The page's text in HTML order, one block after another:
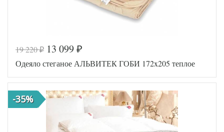
Код товара
547-138
BP46300
6
Ширина х
Длина
172х205
(2-сп)
Сезонность
Теплое
19 220₽ 13 099 ₽
Одеяло стеганое АЛЬВИТЕК ГОБИ 172x205 теплое
-35%